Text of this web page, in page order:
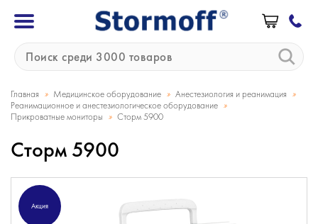
Главная » Медицинское оборудование » Анестезиология и реанимация »
Реанимационное и анестезиологическое оборудование »
Прикроватные мониторы » Сторм 5900
Сторм 5900
Акция